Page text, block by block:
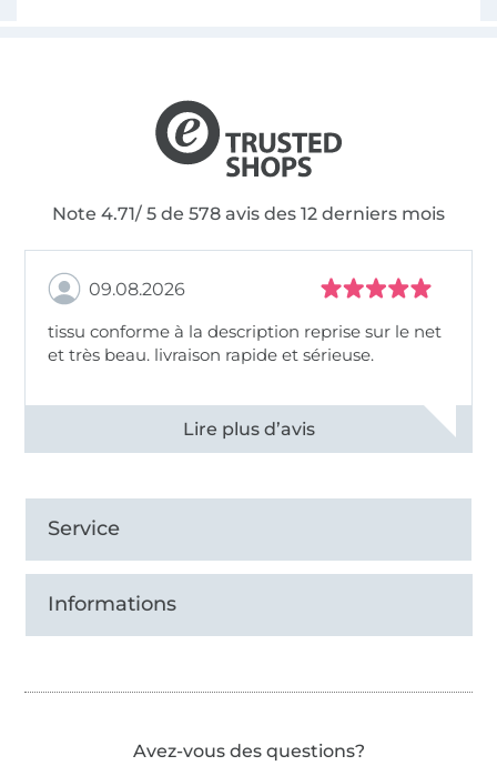
Note 4.71/ 5 de 578 avis des 12 derniers mois
09.08.2026
tissu conforme à la description reprise sur le net
et très beau. livraison rapide et sérieuse.
Voir tous les 11499 commentaires
Service
Informations
Avez-vous des questions?